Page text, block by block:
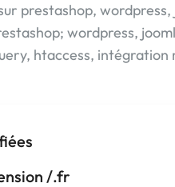
prestashop, wordpress,
wordpress,
htaccess, intégration
/.fr